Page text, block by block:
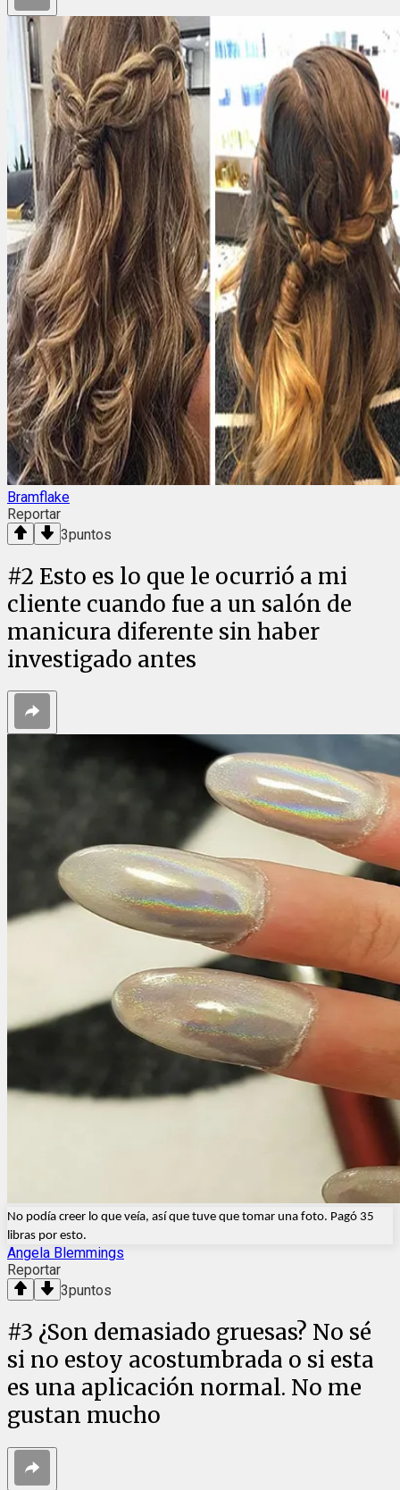
Bramflake
Reportar
3puntos
#2 Esto es lo que le ocurrió a mi
cliente cuando fue a un salón de
manicura diferente sin haber
investigado antes
No podía creer lo que veía, así que tuve que tomar una foto. Pagó 35
libras por esto.
Angela Blemmings
Reportar
3puntos
#3 ¿Son demasiado gruesas? No sé
si no estoy acostumbrada o si esta
es una aplicación normal. No me
gustan mucho